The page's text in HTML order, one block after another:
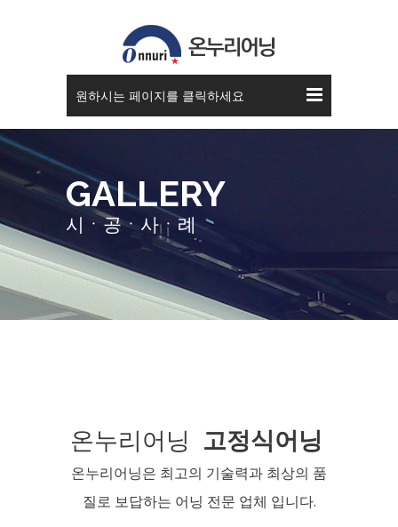
원하시는 페이지를 클릭하세요
GALLERY
시ㆍ공ㆍ사ㆍ례
온누리어닝 고정식어닝
온누리어닝은 최고의 기술력과 최상의 품
질로 보답하는 어닝 전문 업체 입니다.